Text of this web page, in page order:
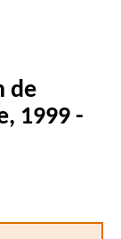
de
1999 -